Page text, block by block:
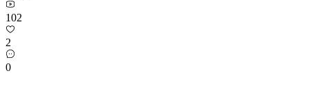
102
2
0